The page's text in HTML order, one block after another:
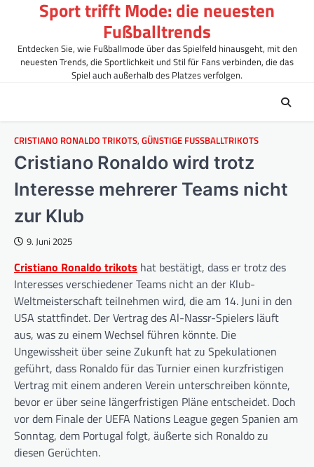
content
Sport trifft Mode: die neuesten
Fußballtrends
Entdecken Sie, wie Fußballmode über das Spielfeld hinausgeht, mit den
neuesten Trends, die Sportlichkeit und Stil für Fans verbinden, die das
Spiel auch außerhalb des Platzes verfolgen.
CRISTIANO RONALDO TRIKOTS, GÜNSTIGE FUSSBALLTRIKOTS
Cristiano Ronaldo wird trotz
Interesse mehrerer Teams nicht
zur Klub
9. Juni 2025
Cristiano Ronaldo trikots hat bestätigt, dass er trotz des
Interesses verschiedener Teams nicht an der Klub-
Weltmeisterschaft teilnehmen wird, die am 14. Juni in den
USA stattfindet. Der Vertrag des Al-Nassr-Spielers läuft
aus, was zu einem Wechsel führen könnte. Die
Ungewissheit über seine Zukunft hat zu Spekulationen
geführt, dass Ronaldo für das Turnier einen kurzfristigen
Vertrag mit einem anderen Verein unterschreiben könnte,
bevor er über seine längerfristigen Pläne entscheidet. Doch
vor dem Finale der UEFA Nations League gegen Spanien am
Sonntag, dem Portugal folgt, äußerte sich Ronaldo zu
diesen Gerüchten.